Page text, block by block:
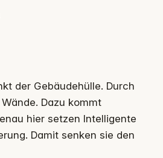
der Gebäudehülle. Durch
Dazu kommt
hier setzen Intelligente
Damit senken sie den